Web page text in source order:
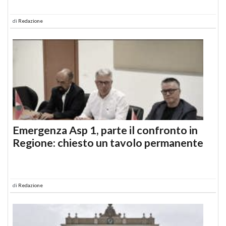
di Redazione
Emergenza Asp 1, parte il confronto in
Regione: chiesto un tavolo permanente
di Redazione